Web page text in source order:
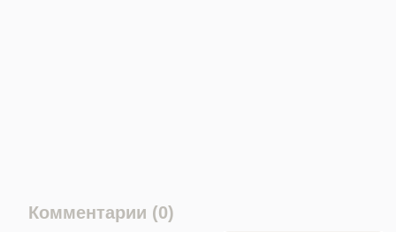
Комментарии (0)